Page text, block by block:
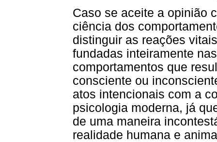
Caso se aceite a opinião
ciência dos
distinguir as reações
fundadas inteiramente
comportamentos que
consciente ou
atos intencionais com a
psicologia moderna, já
de uma maneira
realidade humana e